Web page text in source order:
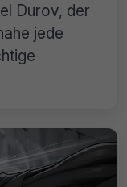
Durov, der
jede